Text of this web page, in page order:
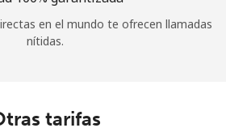
en el mundo te ofrecen llamadas
nítidas.
tarifas